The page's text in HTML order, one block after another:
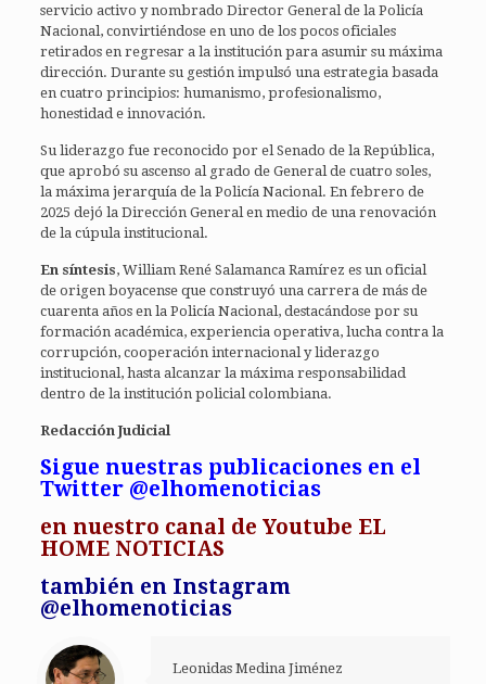
servicio activo y nombrado Director General de la Policía
Nacional, convirtiéndose en uno de los pocos oficiales
retirados en regresar a la institución para asumir su máxima
dirección. Durante su gestión impulsó una estrategia basada
en cuatro principios: humanismo, profesionalismo,
honestidad e innovación.
Su liderazgo fue reconocido por el Senado de la República,
que aprobó su ascenso al grado de General de cuatro soles,
la máxima jerarquía de la Policía Nacional. En febrero de
2025 dejó la Dirección General en medio de una renovación
de la cúpula institucional.
En síntesis, William René Salamanca Ramírez es un oficial
de origen boyacense que construyó una carrera de más de
cuarenta años en la Policía Nacional, destacándose por su
formación académica, experiencia operativa, lucha contra la
corrupción, cooperación internacional y liderazgo
institucional, hasta alcanzar la máxima responsabilidad
dentro de la institución policial colombiana.
Redacción Judicial
Sigue nuestras publicaciones en el
Twitter @elhomenoticias
en nuestro canal de Youtube EL
HOME NOTICIAS
también en Instagram
@elhomenoticias
Leonidas Medina Jiménez